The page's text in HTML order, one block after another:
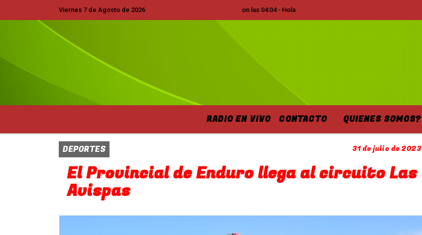
Viernes 7 de Agosto de 2026Hoy es Viernes 7 de Agosto de 2026 y son las 04:04 - Hola
RADIO EN VIVO CONTACTO QUIENES SOMOS?
DEPORTES 31 de julio de 2023
El Provincial de Enduro llega al circuito Las
Avispas